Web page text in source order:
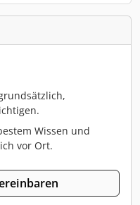
Wissen und
vor Ort.